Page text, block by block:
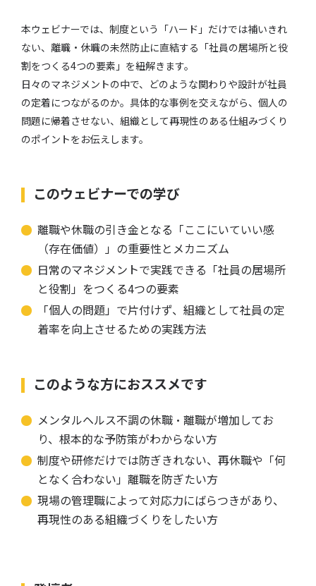
本ウェビナーでは、制度という「ハード」だけでは補いきれ
ない、離職・休職の未然防止に直結する「社員の居場所と役
割をつくる4つの要素」を紐解きます。
日々のマネジメントの中で、どのような関わりや設計が社員
の定着につながるのか。具体的な事例を交えながら、個人の
問題に帰着させない、組織として再現性のある仕組みづくり
のポイントをお伝えします。
このウェビナーでの学び
離職や休職の引き金となる「ここにいていい感
（存在価値）」の重要性とメカニズム
日常のマネジメントで実践できる「社員の居場所
と役割」をつくる4つの要素
「個人の問題」で片付けず、組織として社員の定
着率を向上させるための実践方法
このような方におススメです
メンタルヘルス不調の休職・離職が増加してお
り、根本的な予防策がわからない方
制度や研修だけでは防ぎきれない、再休職や「何
となく合わない」離職を防ぎたい方
現場の管理職によって対応力にばらつきがあり、
再現性のある組織づくりをしたい方